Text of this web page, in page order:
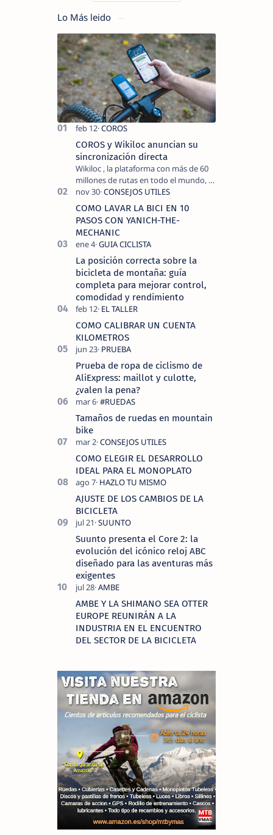
Lo Más leido
COROS y Wikiloc anuncian su
sincronización directa
Wikiloc , la plataforma con más de 60
millones de rutas en todo el mundo, y
COROS , marca de dispositivos GPS
reconocida mundialmente por su
tecnolo…
COMO LAVAR LA BICI EN 10
PASOS CON YANICH-THE-
MECHANIC
La posición correcta sobre la
bicicleta de montaña: guía
completa para mejorar control,
comodidad y rendimiento
COMO CALIBRAR UN CUENTA
KILOMETROS
Prueba de ropa de ciclismo de
AliExpress: maillot y culotte,
¿valen la pena?
Tamaños de ruedas en mountain
bike
COMO ELEGIR EL DESARROLLO
IDEAL PARA EL MONOPLATO
AJUSTE DE LOS CAMBIOS DE LA
BICICLETA
Suunto presenta el Core 2: la
evolución del icónico reloj ABC
diseñado para las aventuras más
exigentes
AMBE Y LA SHIMANO SEA OTTER
EUROPE REUNIRÁN A LA
INDUSTRIA EN EL ENCUENTRO
DEL SECTOR DE LA BICICLETA